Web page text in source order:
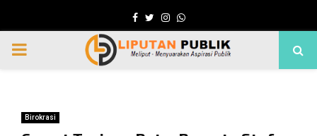
Facebook
TwitterInstagram
Whatsapp
PRIMARY
Birokrasi